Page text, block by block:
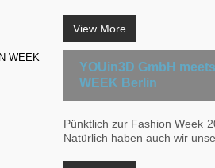
View More
YOUin3D GmbH
WEEK Berlin
Pünktlich zur Fashion Week
Natürlich haben auch wir